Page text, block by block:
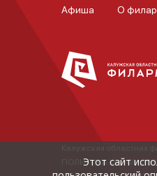
Афиша О
ПОЛИТИКА
Этот сайт